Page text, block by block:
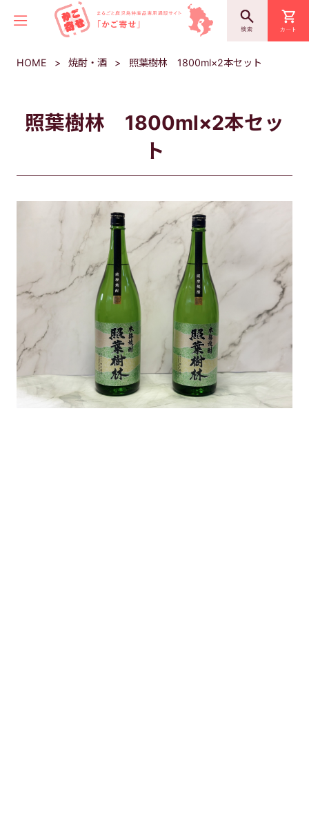
HOME 焼酎・酒 照葉樹林 1800ml×2本セット
照葉樹林 1800ml×2本セッ
ト